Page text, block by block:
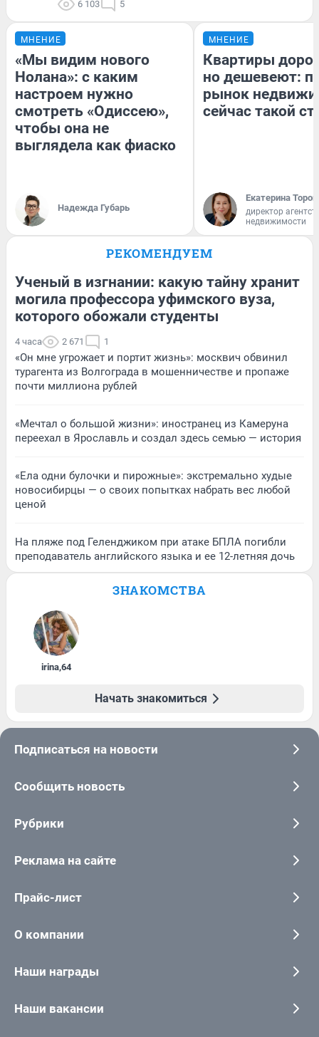
6 103 5
МНЕНИЕ
«Мы видим нового
Нолана»: с каким
настроем нужно
смотреть «Одиссею»,
чтобы она не
выглядела как фиаско
Надежда Губарь
МНЕНИЕ
Квартиры
но дешевеют:
рынок
сейчас такой
Екатерина
директор
недвижимости
РЕКОМЕНДУЕМ
Ученый в изгнании: какую тайну хранит
могила профессора уфимского вуза,
которого обожали студенты
4 часа 2 671 1
«Он мне угрожает и портит жизнь»: москвич обвинил
турагента из Волгограда в мошенничестве и пропаже
почти миллиона рублей
«Мечтал о большой жизни»: иностранец из Камеруна
переехал в Ярославль и создал здесь семью — история
«Ела одни булочки и пирожные»: экстремально худые
новосибирцы — о своих попытках набрать вес любой
ценой
На пляже под Геленджиком при атаке БПЛА погибли
преподаватель английского языка и ее 12-летняя дочь
ЗНАКОМСТВА
irina,64
Начать знакомиться
Подписаться на новости
Сообщить новость
Рубрики
Реклама на сайте
Прайс-лист
О компании
Наши награды
Наши вакансии